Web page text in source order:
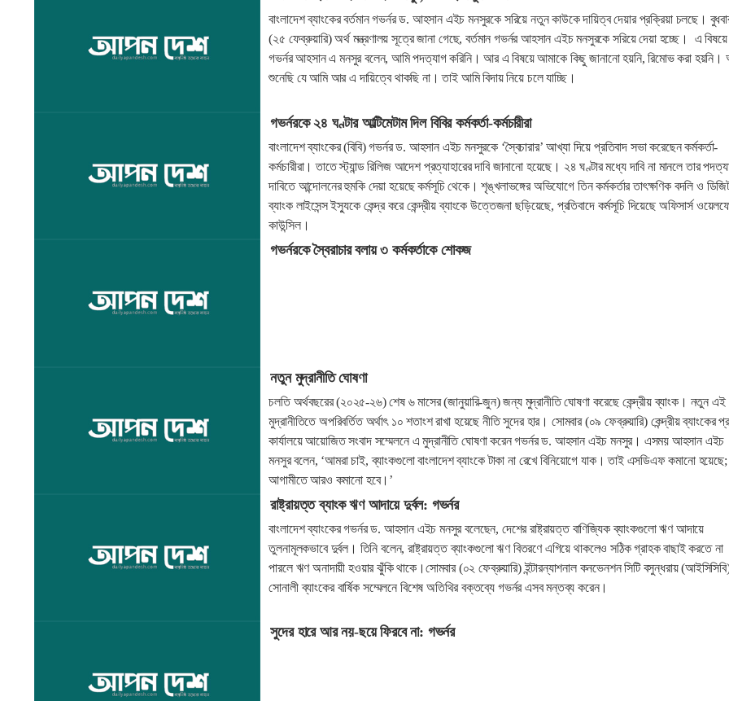
বাংলাদেশ ব্যাংকের বর্তমান গভর্নর ড. আহসান এইচ মনসুরকে সরিয়ে নতুন কাউকে দায়িত্ব দেয়ার প্রক্রিয়া চলছে।
(২৫ ফেব্রুয়ারি) অর্থ মন্ত্রণালয় সূত্রে জানা গেছে, বর্তমান গভর্নর আহসান এইচ মনসুরকে সরিয়ে দেয়া হচ্ছে। এ বিষয়ে
গভর্নর আহসান এ মনসুর বলেন, আমি পদত্যাগ করিনি। আর এ বিষয়ে আমাকে কিছু জানানো হয়নি, রিমোভ করা হয়নি।
শুনেছি যে আমি আর এ দায়িত্বে থাকছি না। তাই আমি বিদায় নিয়ে চলে যাচ্ছি।
গভর্নরকে ২৪ ঘণ্টার আল্টিমেটাম দিল বিবির কর্মকর্তা-কর্মচারীরা
বাংলাদেশ ব্যাংকের (বিবি) গভর্নর ড. আহসান এইচ মনসুরকে ‘স্বৈচারার’ আখ্যা দিয়ে প্রতিবাদ সভা করেছেন কর্মকর্তা-
কর্মচারীরা। তাতে স্ট্যান্ড রিলিজ আদেশ প্রত্যাহারের দাবি জানানো হয়েছে। ২৪ ঘণ্টার মধ্যে দাবি না মানলে তার
দাবিতে আন্দোলনের হুমকি দেয়া হয়েছে কর্মসূচি থেকে। শৃঙ্খলাভঙ্গের অভিযোগে তিন কর্মকর্তার তাৎক্ষণিক বদলি ও
ব্যাংক লাইসেন্স ইস্যুকে কেন্দ্র করে কেন্দ্রীয় ব্যাংকে উত্তেজনা ছড়িয়েছে, প্রতিবাদে কর্মসূচি দিয়েছে অফিসার্স
কাউন্সিল।
গভর্নরকে স্বৈরাচার বলায় ৩ কর্মকর্তাকে শোকজ
নতুন মুদ্রানীতি ঘোষণা
চলতি অর্থবছরের (২০২৫-২৬) শেষ ৬ মাসের (জানুয়ারি-জুন) জন্য মুদ্রানীতি ঘোষণা করেছে কেন্দ্রীয় ব্যাংক। নতুন এই
মুদ্রানীতিতে অপরিবর্তিত অর্থাৎ ১০ শতাংশ রাখা হয়েছে নীতি সুদের হার। সোমবার (০৯ ফেব্রুয়ারি) কেন্দ্রীয় ব্যাংকের
কার্যালয়ে আয়োজিত সংবাদ সম্মেলনে এ মুদ্রানীতি ঘোষণা করেন গভর্নর ড. আহসান এইচ মনসুর। এসময় আহসান এইচ
মনসুর বলেন, ‘আমরা চাই, ব্যাংকগুলো বাংলাদেশ ব্যাংকে টাকা না রেখে বিনিয়োগে যাক। তাই এসডিএফ কমানো হয়েছে;
আগামীতে আরও কমানো হবে।’
রাষ্ট্রায়ত্ত ব্যাংক ঋণ আদায়ে দুর্বল: গভর্নর
বাংলাদেশ ব্যাংকের গভর্নর ড. আহসান এইচ মনসুর বলেছেন, দেশের রাষ্ট্রায়ত্ত বাণিজ্যিক ব্যাংকগুলো ঋণ আদায়ে
তুলনামূলকভাবে দুর্বল। তিনি বলেন, রাষ্ট্রায়ত্ত ব্যাংকগুলো ঋণ বিতরণে এগিয়ে থাকলেও সঠিক গ্রাহক বাছাই করতে না
পারলে ঋণ অনাদায়ী হওয়ার ঝুঁকি থাকে।সোমবার (০২ ফেব্রুয়ারি) ইন্টারন্যাশনাল কনভেনশন সিটি বসুন্ধরায়
সোনালী ব্যাংকের বার্ষিক সম্মেলনে বিশেষ অতিথির বক্তব্যে গভর্নর এসব মন্তব্য করেন।
সুদের হারে আর নয়-ছয়ে ফিরবে না: গভর্নর